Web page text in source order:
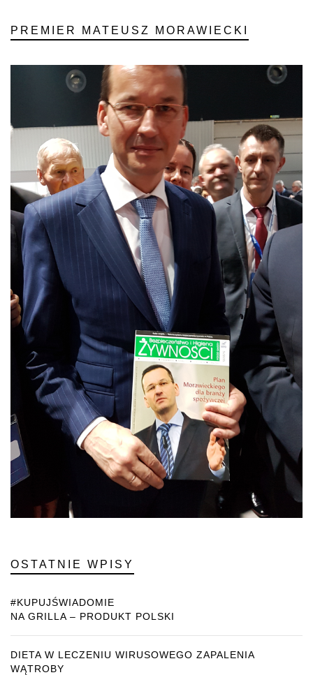
PREMIER MATEUSZ MORAWIECKI
OSTATNIE WPISY
#KUPUJŚWIADOMIE
NA GRILLA – PRODUKT POLSKI
DIETA W LECZENIU WIRUSOWEGO ZAPALENIA
WĄTROBY